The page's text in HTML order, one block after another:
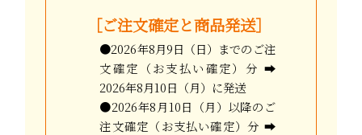
［ご注文確定と商品発送］
●2026年8月9日（日）までのご注
文確定（お支払い確定）分 ➡
2026年8月10日（月）に発送
●2026年8月10日（月）以降のご
注文確定（お支払い確定）分 ➡